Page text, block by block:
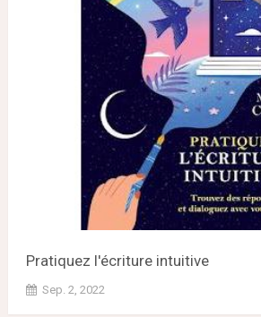
Pratiquez l'écriture intuitive
Sep. 2, 2022